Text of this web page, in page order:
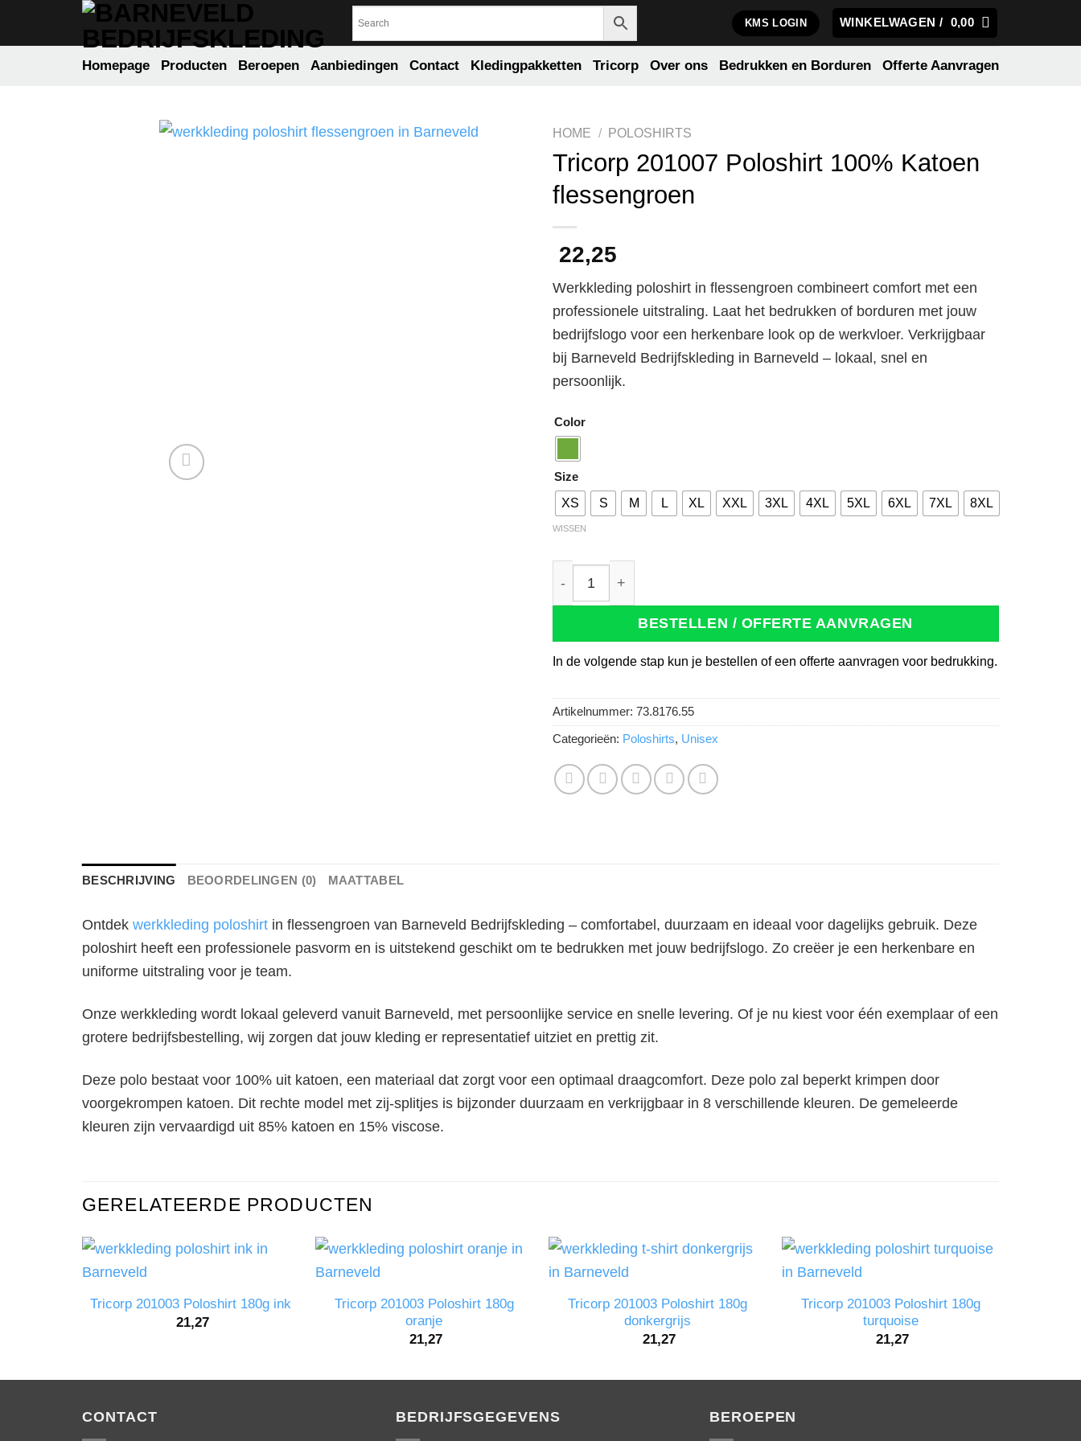
KMS LOGIN WINKELWAGEN / 0,00
Homepage Producten Beroepen Aanbiedingen Contact Kledingpakketten Tricorp Over ons Bedrukken en Borduren Offerte Aanvragen
HOME / POLOSHIRTS
Tricorp 201007 Poloshirt 100% Katoen
flessengroen
22,25
Werkkleding poloshirt in flessengroen combineert comfort met een
professionele uitstraling. Laat het bedrukken of borduren met jouw
bedrijfslogo voor een herkenbare look op de werkvloer. Verkrijgbaar
bij Barneveld Bedrijfskleding in Barneveld – lokaal, snel en
persoonlijk.
Color
Size
XS S M L XL XXL 3XL 4XL 5XL 6XL 7XL 8XL
WISSEN
Tricorp 201007 Poloshirt 100% Katoen flessengroen aantal
BESTELLEN / OFFERTE AANVRAGEN
In de volgende stap kun je bestellen of een offerte aanvragen voor bedrukking.
Artikelnummer: 73.8176.55
Categorieën: Poloshirts, Unisex
BESCHRIJVING BEOORDELINGEN (0) MAATTABEL
Ontdek werkkleding poloshirt in flessengroen van Barneveld Bedrijfskleding – comfortabel, duurzaam en ideaal voor dagelijks gebruik. Deze
poloshirt heeft een professionele pasvorm en is uitstekend geschikt om te bedrukken met jouw bedrijfslogo. Zo creëer je een herkenbare en
uniforme uitstraling voor je team.
Onze werkkleding wordt lokaal geleverd vanuit Barneveld, met persoonlijke service en snelle levering. Of je nu kiest voor één exemplaar of een
grotere bedrijfsbestelling, wij zorgen dat jouw kleding er representatief uitziet en prettig zit.
Deze polo bestaat voor 100% uit katoen, een materiaal dat zorgt voor een optimaal draagcomfort. Deze polo zal beperkt krimpen door
voorgekrompen katoen. Dit rechte model met zij-splitjes is bijzonder duurzaam en verkrijgbaar in 8 verschillende kleuren. De gemeleerde
kleuren zijn vervaardigd uit 85% katoen en 15% viscose.
GERELATEERDE PRODUCTEN
Tricorp 201003 Poloshirt 180g ink
21,27
Tricorp 201003 Poloshirt 180g
oranje
21,27
Tricorp 201003 Poloshirt 180g
donkergrijs
21,27
Tricorp 201003 Poloshirt 180g
turquoise
21,27
CONTACT BEDRIJFSGEGEVENS BEROEPEN